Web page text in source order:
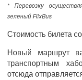
* Перевозку
зеленый FlixBus
Стоимость билета
Новый маршрут
транспортным
отсюда